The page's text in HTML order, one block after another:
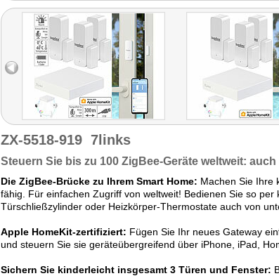
solche Geräte verlangt. So
lässt sich mit Luminea ein
recht kostengünstiges
Smarthome aufbauen."
Getestet wude ZX-5232
ZX-5518-919 7links
Steuern Sie bis zu 100 ZigBee-Geräte weltweit:
Die ZigBee-Brücke zu Ihrem Smart Home: Machen Sie Ihre
fähig. Für einfachen Zugriff von weltweit! Bedienen Sie so per
Türschließzylinder oder Heizkörper-Thermostate auch von
Apple HomeKit-zertifiziert: Fügen Sie Ihr neues Gateway
und steuern Sie sie geräteübergreifend über iPhone, iPad,
Sichern Sie kinderleicht insgesamt 3 Türen und Fenster: